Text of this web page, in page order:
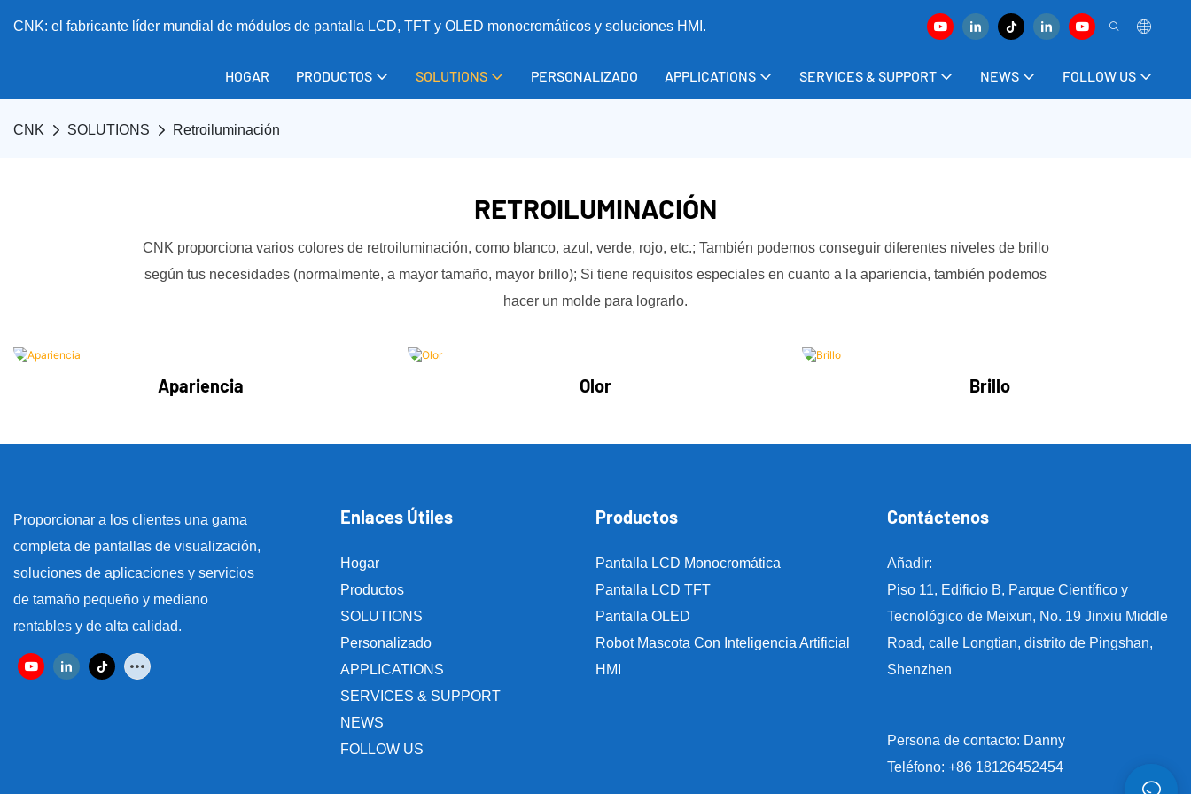
CNK: el fabricante líder mundial de módulos de pantalla LCD, TFT y OLED monocromáticos y soluciones HMI.
HOGAR PRODUCTOS SOLUTIONS PERSONALIZADO APPLICATIONS SERVICES & SUPPORT NEWS FOLLOW US
CNK SOLUTIONS Retroiluminación
RETROILUMINACIÓN
CNK proporciona varios colores de retroiluminación, como blanco, azul, verde, rojo, etc.; También podemos conseguir diferentes niveles de brillo
según tus necesidades (normalmente, a mayor tamaño, mayor brillo); Si tiene requisitos especiales en cuanto a la apariencia, también podemos
hacer un molde para lograrlo.
Apariencia Olor Brillo
Proporcionar a los clientes una gama
completa de pantallas de visualización,
soluciones de aplicaciones y servicios
de tamaño pequeño y mediano
rentables y de alta calidad.
Enlaces Útiles
Hogar
Productos
SOLUTIONS
Personalizado
APPLICATIONS
SERVICES & SUPPORT
NEWS
FOLLOW US
Productos
Pantalla LCD Monocromática
Pantalla LCD TFT
Pantalla OLED
Robot Mascota Con Inteligencia Artificial
HMI
Contáctenos
Añadir:
Piso 11, Edificio B, Parque Científico y
Tecnológico de Meixun, No. 19 Jinxiu Middle
Road, calle Longtian, distrito de Pingshan,
Shenzhen
Persona de contacto: Danny
Teléfono: +86 18126452454